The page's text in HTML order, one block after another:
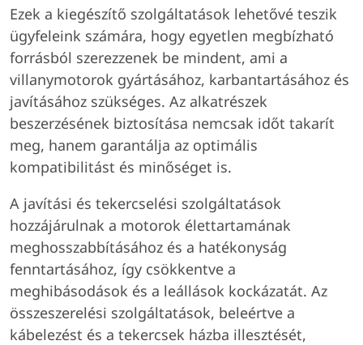
Ezek a kiegészítő szolgáltatások lehetővé teszik
ügyfeleink számára, hogy egyetlen megbízható
forrásból szerezzenek be mindent, ami a
villanymotorok gyártásához, karbantartásához és
javításához szükséges. Az alkatrészek
beszerzésének biztosítása nemcsak időt takarít
meg, hanem garantálja az optimális
kompatibilitást és minőséget is.
A javítási és tekercselési szolgáltatások
hozzájárulnak a motorok élettartamának
meghosszabbításához és a hatékonyság
fenntartásához, így csökkentve a
meghibásodások és a leállások kockázatát. Az
összeszerelési szolgáltatások, beleértve a
kábelezést és a tekercsek házba illesztését,